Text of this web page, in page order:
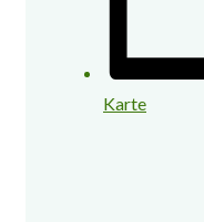
Karte